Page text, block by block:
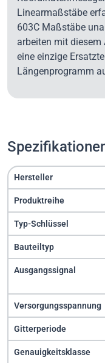
Linearmaßstäbe
603C Maßstäbe
arbeiten mit
eine einzige
Längenprogramm
Hersteller
Produktreihe
Typ-Schlüssel
Bauteiltyp
Ausgangssignal
Versorgungsspannung
Gitterperiode
Genauigkeitsklasse